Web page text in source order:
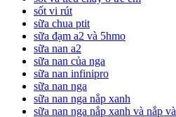
sốt vi rút
sữa chua ptit
sữa đạm a2 và 5hmo
sữa nan a2
sữa nan của nga
sữa nan infinipro
sữa nan nga
sữa nan nga nắp xanh
sữa nan nga nắp xanh và nắp